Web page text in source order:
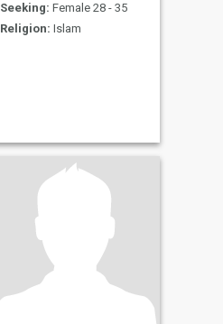
Seeking: Female 28 - 35
Religion: Islam